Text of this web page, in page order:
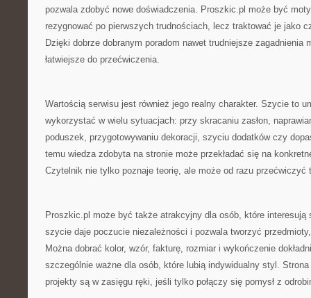
pozwala zdobyć nowe doświadczenia. Proszkic.pl może być
rezygnować po pierwszych trudnościach, lecz traktować je jako
Dzięki dobrze dobranym poradom nawet trudniejsze zagadnienia
łatwiejsze do przećwiczenia.
Wartością serwisu jest również jego realny charakter. Szycie to
wykorzystać w wielu sytuacjach: przy skracaniu zasłon,
poduszek, przygotowywaniu dekoracji, szyciu dodatków czy
temu wiedza zdobyta na stronie może przekładać się na
Czytelnik nie tylko poznaje teorię, ale może od razu przećwiczyć
Proszkic.pl może być także atrakcyjny dla osób, które interesują
szycie daje poczucie niezależności i pozwala tworzyć
Można dobrać kolor, wzór, fakturę, rozmiar i wykończenie
szczególnie ważne dla osób, które lubią indywidualny styl.
projekty są w zasięgu ręki, jeśli tylko połączy się pomysł z